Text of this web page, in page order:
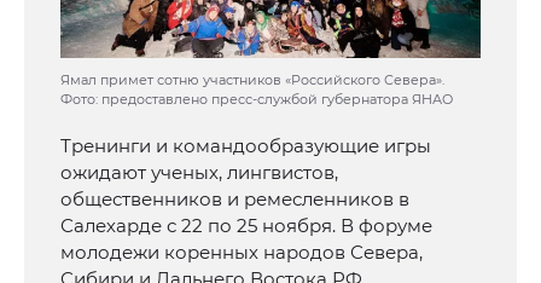
Ямал примет сотню участников «Российского Севера».
Фото: предоставлено пресс-службой губернатора ЯНАО
Тренинги и командообразующие игры
ожидают ученых, лингвистов,
общественников и ремесленников в
Салехарде с 22 по 25 ноября. В форуме
молодежи коренных народов Севера,